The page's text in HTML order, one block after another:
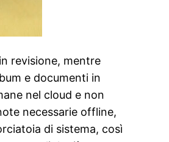
revisione, mentre
e documenti in
nel cloud e non
necessarie offline,
di sistema, così